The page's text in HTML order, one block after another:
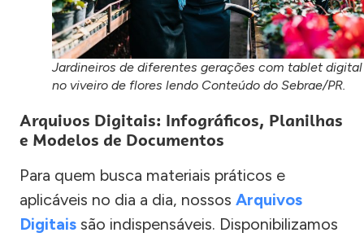
Jardineiros de diferentes gerações com tablet digital
no viveiro de flores lendo Conteúdo do Sebrae/PR.
Arquivos Digitais: Infográficos, Planilhas
e Modelos de Documentos
Para quem busca materiais práticos e
aplicáveis no dia a dia, nossos Arquivos
Digitais são indispensáveis. Disponibilizamos